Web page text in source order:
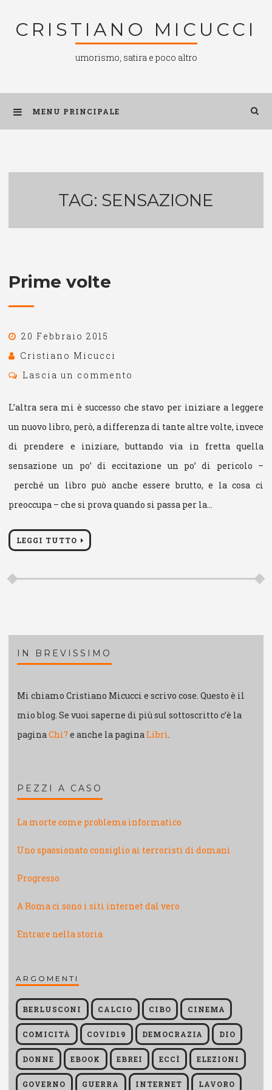
CRISTIANO MICUCCI
umorismo, satira e poco altro
MENU PRINCIPALE
TAG: SENSAZIONE
Prime volte
20 Febbraio 2015
Cristiano Micucci
Lascia un commento
L’altra sera mi è successo che stavo per iniziare a leggere
un nuovo libro, però, a differenza di tante altre volte, invece
di prendere e iniziare, buttando via in fretta quella
sensazione un po’ di eccitazione un po’ di pericolo –
perché un libro può anche essere brutto, e la cosa ci
preoccupa – che si prova quando si passa per la…
LEGGI TUTTO
IN BREVISSIMO
Mi chiamo Cristiano Micucci e scrivo cose. Questo è il
mio blog. Se vuoi saperne di più sul sottoscritto c’è la
paginaChi? e anche la pagina Libri.
PEZZI A CASO
La morte come problema informatico
Uno spassionato consiglio ai terroristi di domani
Progresso
A Roma ci sono i siti internet dal vero
Entrare nella storia
ARGOMENTI
BERLUSCONI CALCIO CIBO CINEMA
COMICITÀ COVID19 DEMOCRAZIA DIO
DONNE EBOOK EBREI ECCÌ ELEZIONI
GOVERNO GUERRA INTERNET LAVORO